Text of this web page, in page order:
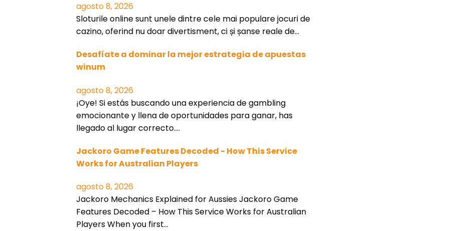
agosto 8, 2026
Sloturile online sunt unele dintre cele mai populare jocuri de
cazino, oferind nu doar divertisment, ci și șanse reale de…
Desafíate a dominar la mejor estrategia de apuestas
winum
agosto 8, 2026
¡Oye! Si estás buscando una experiencia de gambling
emocionante y llena de oportunidades para ganar, has
llegado al lugar correcto.…
Jackoro Game Features Decoded - How This Service
Works for Australian Players
agosto 8, 2026
Jackoro Mechanics Explained for Aussies Jackoro Game
Features Decoded – How This Service Works for Australian
Players When you first…